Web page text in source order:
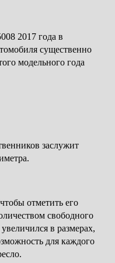
2017 года в
существенно
модельного года
заслужит
отметить его
свободного
в размерах,
для каждого